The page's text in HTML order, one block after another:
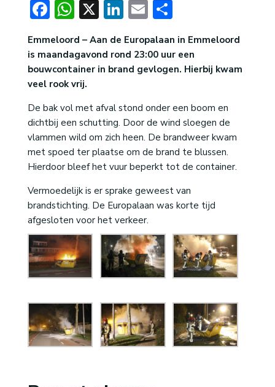
Facebook
WhatsApp
X LinkedIn
EmailDelen
Emmeloord – Aan de Europalaan in Emmeloord
is maandagavond rond 23:00 uur een
bouwcontainer in brand gevlogen. Hierbij kwam
veel rook vrij.
De bak vol met afval stond onder een boom en
dichtbij een schutting. Door de wind sloegen de
vlammen wild om zich heen. De brandweer kwam
met spoed ter plaatse om de brand te blussen.
Hierdoor bleef het vuur beperkt tot de container.
Vermoedelijk is er sprake geweest van
brandstichting. De Europalaan was korte tijd
afgesloten voor het verkeer.